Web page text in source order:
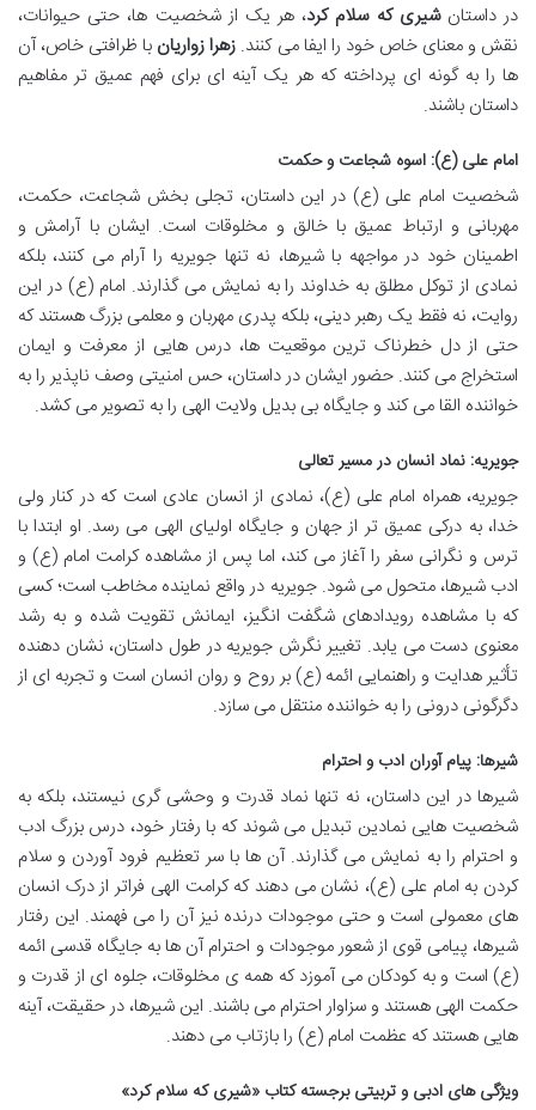
در داستانشیری که سلام کرد، هر یک از شخصیت ها، حتی حیوانات،
نقش و معنای خاص خود را ایفا می کنند. زهرا زواریان با ظرافتی خاص، آن
ها را به گونه ای پرداخته که هر یک آینه ای برای فهم عمیق تر مفاهیم
داستان باشند.
امام علی (ع): اسوه شجاعت و حکمت
شخصیت امام علی (ع) در این داستان، تجلی بخش شجاعت، حکمت،
مهربانی و ارتباط عمیق با خالق و مخلوقات است. ایشان با آرامش و
اطمینان خود در مواجهه با شیرها، نه تنها جویریه را آرام می کنند، بلکه
نمادی از توکل مطلق به خداوند را به نمایش می گذارند. امام (ع) در این
روایت، نه فقط یک رهبر دینی، بلکه پدری مهربان و معلمی بزرگ هستند که
حتی از دل خطرناک ترین موقعیت ها، درس هایی از معرفت و ایمان
استخراج می کنند. حضور ایشان در داستان، حس امنیتی وصف ناپذیر را به
خواننده القا می کند و جایگاه بی بدیل ولایت الهی را به تصویر می کشد.
جویریه: نماد انسان در مسیر تعالی
جویریه، همراه امام علی (ع)، نمادی از انسان عادی است که در کنار ولی
خدا، به درکی عمیق تر از جهان و جایگاه اولیای الهی می رسد. او ابتدا با
ترس و نگرانی سفر را آغاز می کند، اما پس از مشاهده کرامت امام (ع) و
ادب شیرها، متحول می شود. جویریه در واقع نماینده مخاطب است؛ کسی
که با مشاهده رویدادهای شگفت انگیز، ایمانش تقویت شده و به رشد
معنوی دست می یابد. تغییر نگرش جویریه در طول داستان، نشان دهنده
تأثیر هدایت و راهنمایی ائمه (ع) بر روح و روان انسان است و تجربه ای از
دگرگونی درونی را به خواننده منتقل می سازد.
شیرها: پیام آوران ادب و احترام
شیرها در این داستان، نه تنها نماد قدرت و وحشی گری نیستند، بلکه به
شخصیت هایی نمادین تبدیل می شوند که با رفتار خود، درس بزرگ ادب
و احترام را به نمایش می گذارند. آن ها با سر تعظیم فرود آوردن و سلام
کردن به امام علی (ع)، نشان می دهند که کرامت الهی فراتر از درک انسان
های معمولی است و حتی موجودات درنده نیز آن را می فهمند. این رفتار
شیرها، پیامی قوی از شعور موجودات و احترام آن ها به جایگاه قدسی ائمه
(ع) است و به کودکان می آموزد که همه ی مخلوقات، جلوه ای از قدرت و
حکمت الهی هستند و سزاوار احترام می باشند. این شیرها، در حقیقت، آینه
هایی هستند که عظمت امام (ع) را بازتاب می دهند.
ویژگی های ادبی و تربیتی برجسته کتاب «شیری که سلام کرد»